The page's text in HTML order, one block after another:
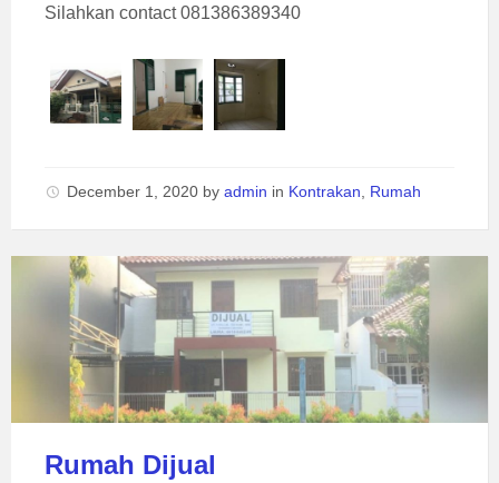
Silahkan contact 081386389340
December 1, 2020 by admin in Kontrakan Rumah
Rumah Dijual